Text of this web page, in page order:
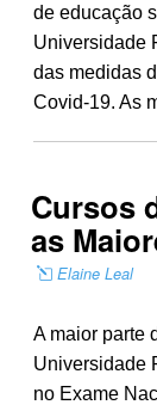
de educação
Universidade
das medidas
Covid-19. As
Cursos
as
Elaine Leal
A maior parte
Universidade
no Exame